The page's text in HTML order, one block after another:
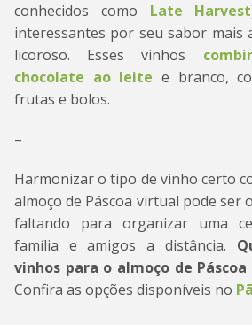
conhecidos como Late Harvest
interessantes por seu sabor mais
licoroso. Esses vinhos
chocolate ao leite e branco,
frutas e bolos.
–
Harmonizar o tipo de vinho certo
almoço de Páscoa virtual pode ser
faltando para organizar uma
família e amigos a distância.
vinhos para o almoço de
Confira as opções disponíveis no